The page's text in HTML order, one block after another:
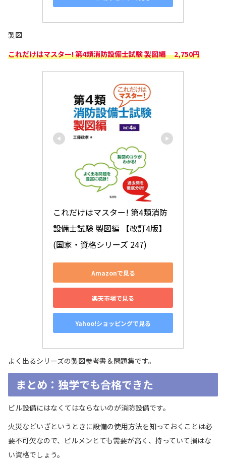
製図
これだけはマスター! 第4類消防設備士試験 製図編 2,750円
これだけはマスター! 第4類消防
設備士試験 製図編 【改訂4版】
(国家・資格シリーズ 247)
Amazonで見る
楽天市場で見る
Yahoo!ショッピングで見る
よく出るシリーズの製図参考書＆問題集です。
まとめ：独学でも合格できた
ビル設備にはなくてはならないのが消防設備です。
火災などいざというときに設備の使用方法を知っておくことは必
要不可欠なので、ビルメンとても需要が高く、持っていて損はな
い資格でしょう。